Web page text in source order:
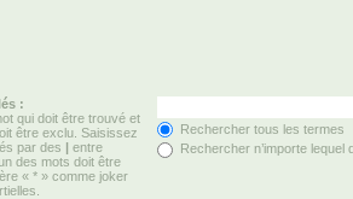
:
qui doit être trouvé et
être exclu. Saisissez
par des | entre
des mots doit être
« * » comme joker
Rechercher tous les termes
Rechercher n’importe lequel